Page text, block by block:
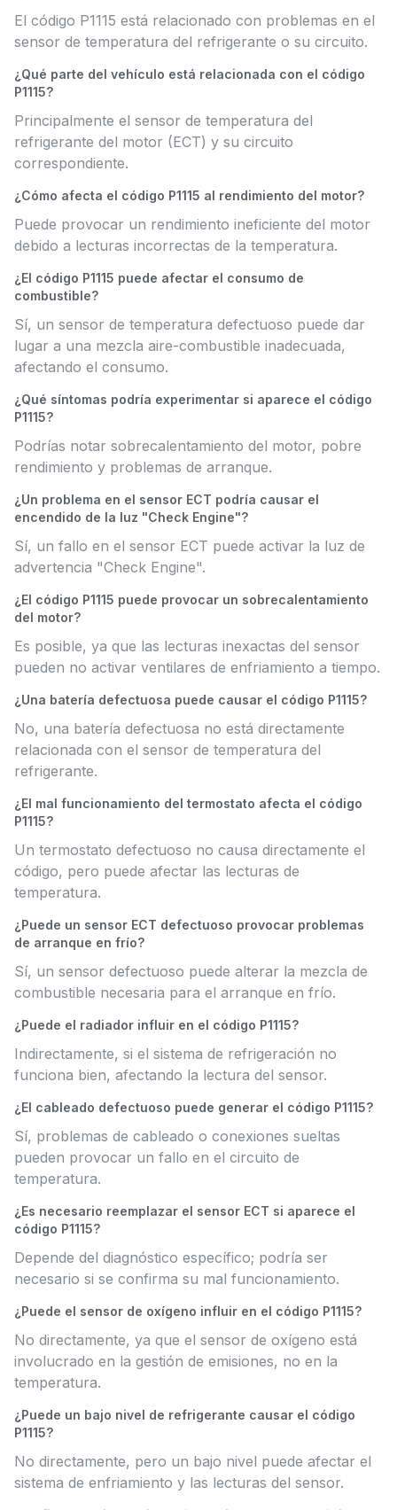
El código P1115 está relacionado con problemas en el
sensor de temperatura del refrigerante o su circuito.
¿Qué parte del vehículo está relacionada con el código
P1115?
Principalmente el sensor de temperatura del
refrigerante del motor (ECT) y su circuito
correspondiente.
¿Cómo afecta el código P1115 al rendimiento del motor?
Puede provocar un rendimiento ineficiente del motor
debido a lecturas incorrectas de la temperatura.
¿El código P1115 puede afectar el consumo de
combustible?
Sí, un sensor de temperatura defectuoso puede dar
lugar a una mezcla aire-combustible inadecuada,
afectando el consumo.
¿Qué síntomas podría experimentar si aparece el código
P1115?
Podrías notar sobrecalentamiento del motor, pobre
rendimiento y problemas de arranque.
¿Un problema en el sensor ECT podría causar el
encendido de la luz "Check Engine"?
Sí, un fallo en el sensor ECT puede activar la luz de
advertencia "Check Engine".
¿El código P1115 puede provocar un sobrecalentamiento
del motor?
Es posible, ya que las lecturas inexactas del sensor
pueden no activar ventilares de enfriamiento a tiempo.
¿Una batería defectuosa puede causar el código P1115?
No, una batería defectuosa no está directamente
relacionada con el sensor de temperatura del
refrigerante.
¿El mal funcionamiento del termostato afecta el código
P1115?
Un termostato defectuoso no causa directamente el
código, pero puede afectar las lecturas de
temperatura.
¿Puede un sensor ECT defectuoso provocar problemas
de arranque en frío?
Sí, un sensor defectuoso puede alterar la mezcla de
combustible necesaria para el arranque en frío.
¿Puede el radiador influir en el código P1115?
Indirectamente, si el sistema de refrigeración no
funciona bien, afectando la lectura del sensor.
¿El cableado defectuoso puede generar el código P1115?
Sí, problemas de cableado o conexiones sueltas
pueden provocar un fallo en el circuito de
temperatura.
¿Es necesario reemplazar el sensor ECT si aparece el
código P1115?
Depende del diagnóstico específico; podría ser
necesario si se confirma su mal funcionamiento.
¿Puede el sensor de oxígeno influir en el código P1115?
No directamente, ya que el sensor de oxígeno está
involucrado en la gestión de emisiones, no en la
temperatura.
¿Puede un bajo nivel de refrigerante causar el código
P1115?
No directamente, pero un bajo nivel puede afectar el
sistema de enfriamiento y las lecturas del sensor.